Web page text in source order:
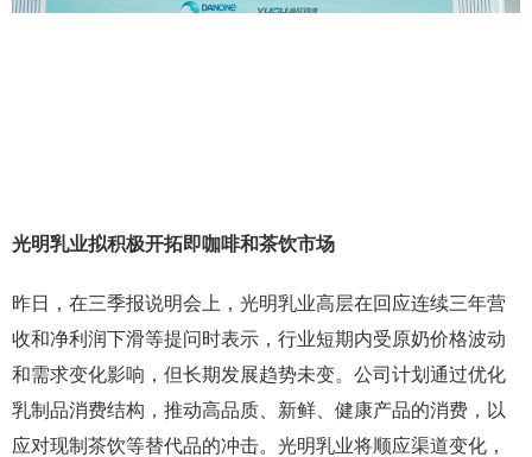
光明乳业拟积极开拓即咖啡和茶饮市场
昨日，在三季报说明会上，光明乳业高层在回应连续三年营
收和净利润下滑等提问时表示，行业短期内受原奶价格波动
和需求变化影响，但长期发展趋势未变。公司计划通过优化
乳制品消费结构，推动高品质、新鲜、健康产品的消费，以
应对现制茶饮等替代品的冲击。光明乳业将顺应渠道变化，